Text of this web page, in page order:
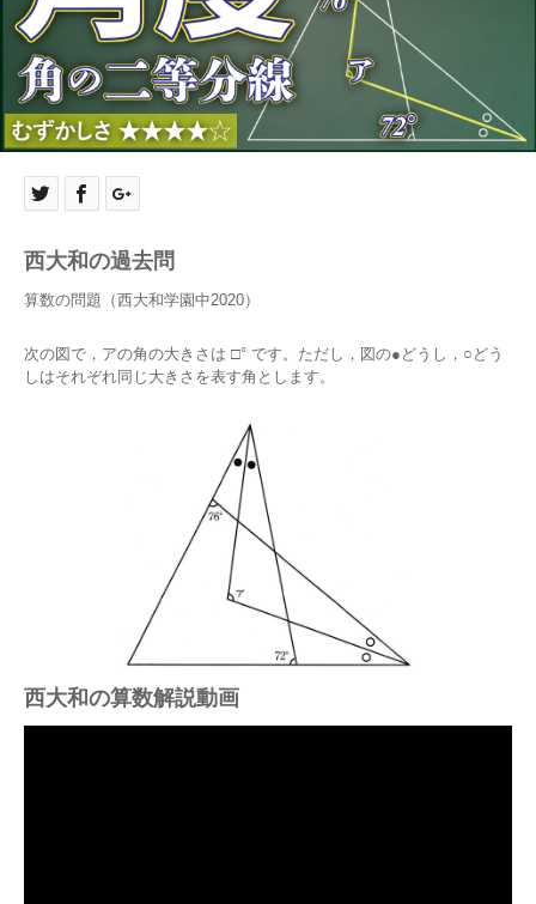
西大和の過去問
算数の問題（西大和学園中2020）
次の図で，アの角の大きさは □° です。ただし，図の●どうし，○どう
しはそれぞれ同じ大きさを表す角とします。
西大和の算数解説動画